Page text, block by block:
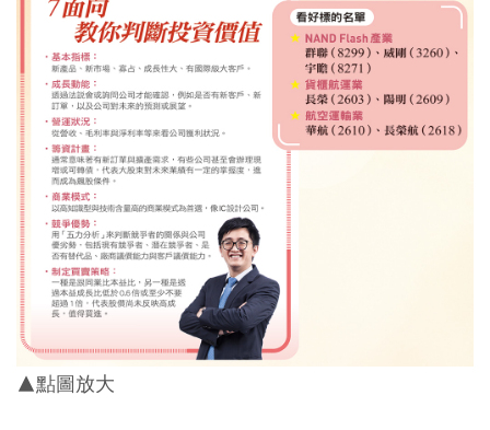
▲點圖放大